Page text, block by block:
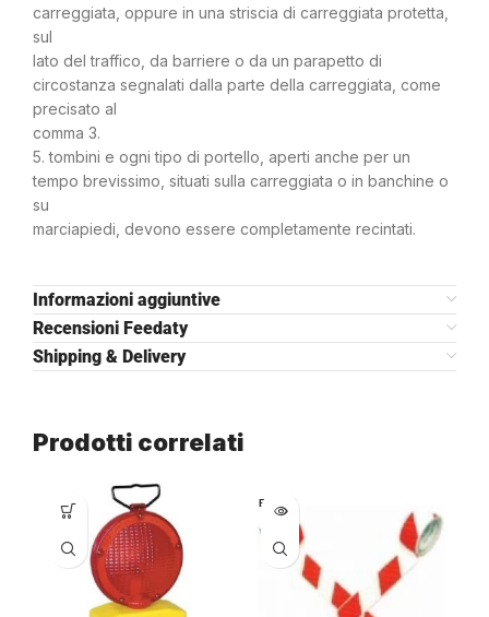
carreggiata, oppure in una striscia di carreggiata protetta,
sul
lato del traffico, da barriere o da un parapetto di
circostanza segnalati dalla parte della carreggiata, come
precisato al
comma 3.
5. tombini e ogni tipo di portello, aperti anche per un
tempo brevissimo, situati sulla carreggiata o in banchine o
su
marciapiedi, devono essere completamente recintati.
Informazioni aggiuntive
Recensioni Feedaty
Shipping & Delivery
Prodotti correlati
ESAURI
TO